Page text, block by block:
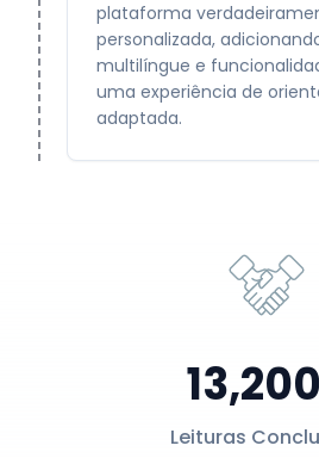
plataforma
personalizada,
multilíngue e
uma experiência de
adaptada.
Leituras